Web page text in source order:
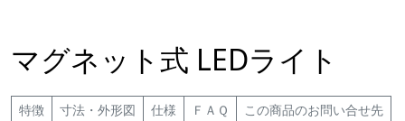
マグネット式 LEDライト
特徴 寸法・外形図 仕様 ＦＡＱ この商品のお問い合せ先